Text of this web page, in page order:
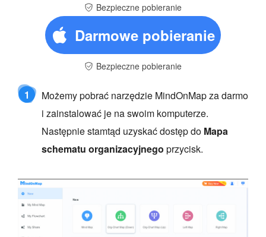
Bezpieczne pobieranie
Darmowe pobieranie
Bezpieczne pobieranie
1
Możemy pobrać narzędzie MindOnMap za darmo
i zainstalować je na swoim komputerze.
Następnie stamtąd uzyskać dostęp do Mapa
schematu organizacyjnego przycisk.